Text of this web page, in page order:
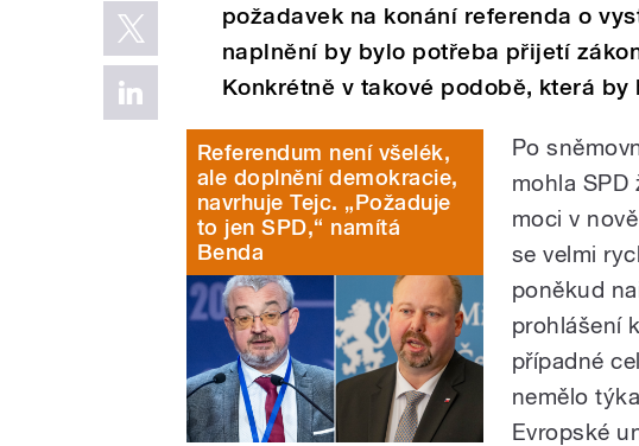
požadavek na konání referenda o
naplnění by bylo potřeba přijetí
Konkrétně v takové podobě, která by
Referendum není všelék,
ale doplnění demokracie,
navrhuje Tejc. „Požaduje
to jen SPD,“ namítá
Benda
Po
mohla SPD
moci v
se velmi
poněkud
prohlášení
případné
nemělo
Evropské